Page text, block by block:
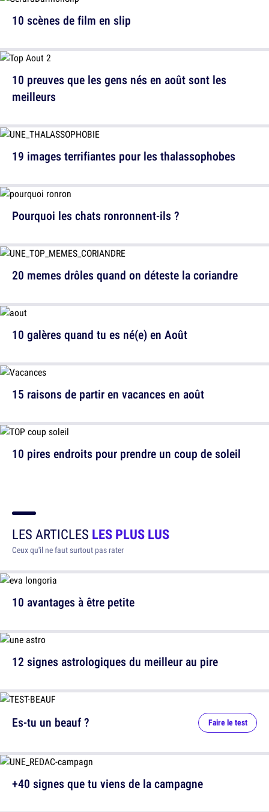
10 scènes de film en slip
19 images terrifiantes pour les thalassophobes
20 memes drôles quand on déteste la coriandre
15 raisons de partir en vacances en août
10 preuves que les gens nés en août sont les
meilleurs
Pourquoi les chats ronronnent-ils ?
10 galères quand tu es né(e) en Août
10 pires endroits pour prendre un coup de soleil
LES ARTICLES LES PLUS LUS
Ceux qu'il ne faut surtout pas rater
10 avantages à être petite
12 signes astrologiques du meilleur au pire
Es-tu un beauf ? Faire le test
+40 signes que tu viens de la campagne